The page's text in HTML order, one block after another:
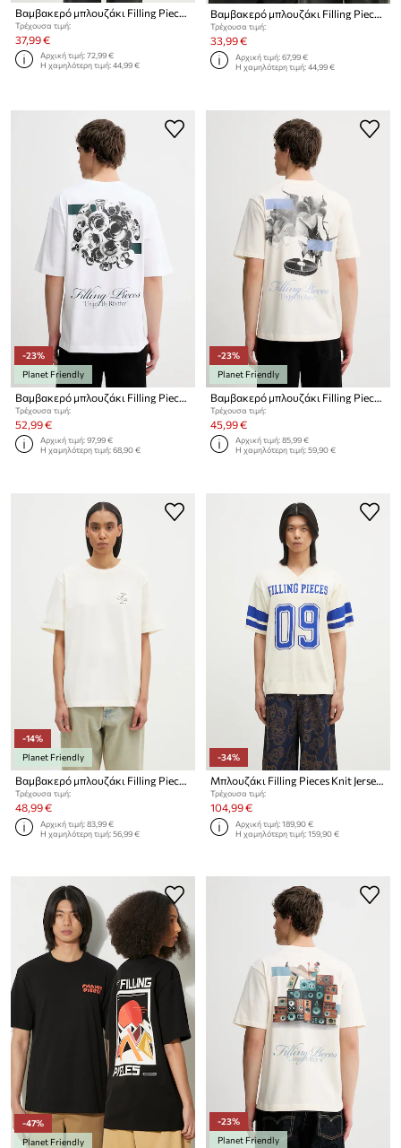
Τρέχουσα τιμή:
37,99 €
Αρχική τιμή:72,99 €
Η χαμηλότερη τιμή:44,99 €
Βαμβακερό μπλουζάκι Filling Pieces Boxy
Τρέχουσα τιμή:
33,99 €
Αρχική τιμή:67,99 €
Η χαμηλότερη τιμή:44,99 €
-23%
Planet Friendly
Τρέχουσα τιμή:
52,99 €
Αρχική τιμή:97,99 €
Η χαμηλότερη τιμή:68,90 €
-23%
Planet Friendly
Τρέχουσα τιμή:
45,99 €
Αρχική τιμή:85,99 €
Η χαμηλότερη τιμή:59,90 €
-14%
Planet Friendly
Βαμβακερό μπλουζάκι Filling Pieces
Τρέχουσα τιμή:
48,99 €
Αρχική τιμή:83,99 €
Η χαμηλότερη τιμή:56,99 €
-34%
Μπλουζάκι Filling Pieces Knit Jersey American Football
Τρέχουσα τιμή:
104,99 €
Αρχική τιμή:189,90 €
Η χαμηλότερη τιμή:159,90 €
-47%
Planet Friendly
-23%
Planet Friendly